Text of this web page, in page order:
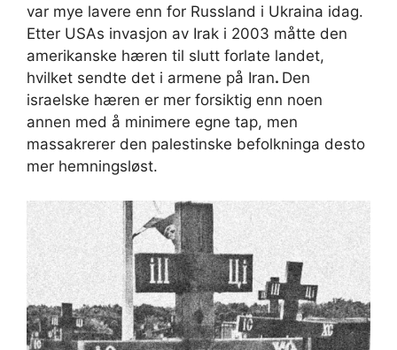
var mye lavere enn for Russland i Ukraina idag.
Etter USAs invasjon av Irak i 2003 måtte den
amerikanske hæren til slutt forlate landet,
hvilket sendte det i armene på Iran. Den
israelske hæren er mer forsiktig enn noen
annen med å minimere egne tap, men
massakrerer den palestinske befolkninga desto
mer hemningsløst.